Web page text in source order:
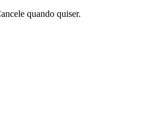
quando quiser.